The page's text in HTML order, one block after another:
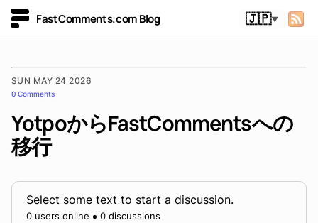
FastComments.com Blog 🇯🇵▼
SUN MAY 24 2026
0 Comments
YotpoからFastCommentsへの
移行
Select some text to start a discussion.
0 users online 0 discussions